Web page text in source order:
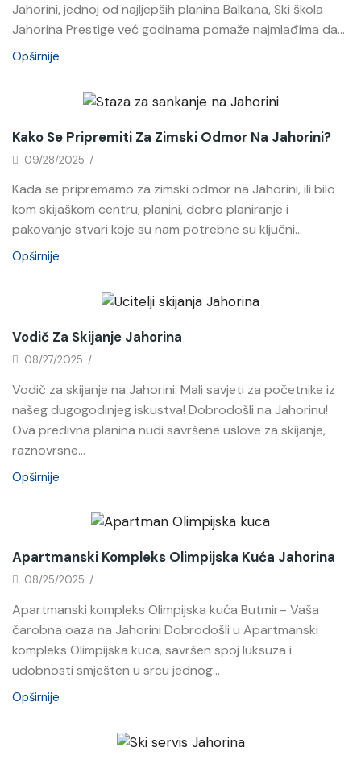
Jahorini, jednoj od najljepših planina Balkana, Ski škola
Jahorina Prestige već godinama pomaže najmlađima da...
Opširnije
Kako Se Pripremiti Za Zimski Odmor Na Jahorini?
09/28/2025 /
Kada se pripremamo za zimski odmor na Jahorini, ili bilo
kom skijaškom centru, planini, dobro planiranje i
pakovanje stvari koje su nam potrebne su ključni...
Opširnije
Vodič Za Skijanje Jahorina
08/27/2025 /
Vodič za skijanje na Jahorini: Mali savjeti za početnike iz
našeg dugogodinjeg iskustva! Dobrodošli na Jahorinu!
Ova predivna planina nudi savršene uslove za skijanje,
raznovrsne...
Opširnije
Apartmanski Kompleks Olimpijska Kuća Jahorina
08/25/2025 /
Apartmanski kompleks Olimpijska kuća Butmir– Vaša
čarobna oaza na Jahorini Dobrodošli u Apartmanski
kompleks Olimpijska kuca, savršen spoj luksuza i
udobnosti smješten u srcu jednog...
Opširnije